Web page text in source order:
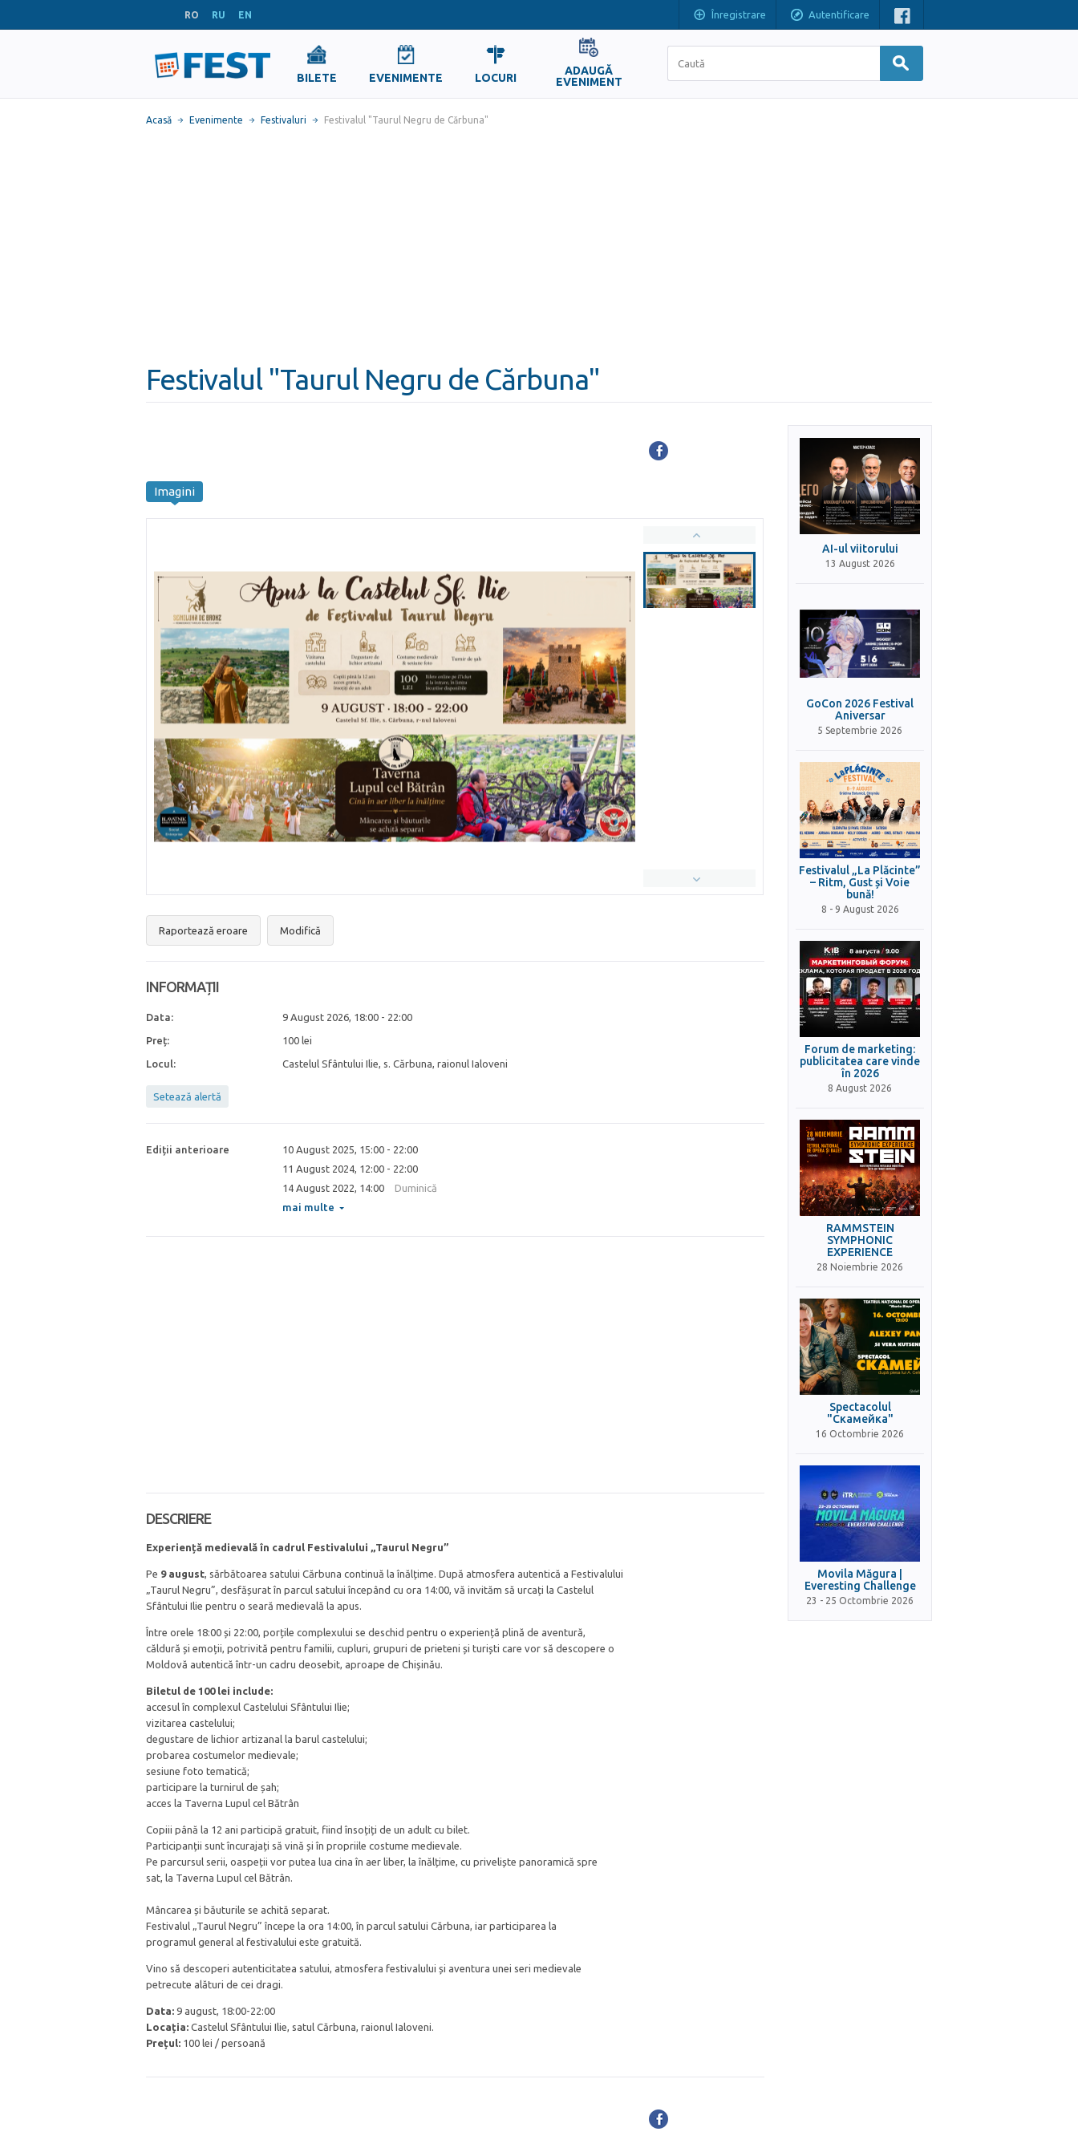
RO RU EN Înregistrare Autentificare
BILETE EVENIMENTE LOCURI
ADAUGĂ
EVENIMENT
Acasă Evenimente Festivaluri Festivalul "Taurul Negru de Cărbuna"
Festivalul "Taurul Negru de Cărbuna"
Imagini
Raportează eroare Modifică
INFORMAȚII
Data: 9 August 2026, 18:00 - 22:00
Preț: 100 lei
Locul: Castelul Sfântului Ilie, s. Cărbuna, raionul Ialoveni
Setează alertă
Ediții anterioare 10 August 2025, 15:00 - 22:00
11 August 2024, 12:00 - 22:00
14 August 2022, 14:00
Duminică
mai multe
DESCRIERE
Experiență medievală în cadrul Festivalului „Taurul Negru”
Pe 9 august, sărbătoarea satului Cărbuna continuă la înălțime. După atmosfera autentică a Festivalului
„Taurul Negru”, desfășurat în parcul satului începând cu ora 14:00, vă invităm să urcați la Castelul
Sfântului Ilie pentru o seară medievală la apus.
Între orele 18:00 și 22:00, porțile complexului se deschid pentru o experiență plină de aventură,
căldură și emoții, potrivită pentru familii, cupluri, grupuri de prieteni și turiști care vor să descopere o
Moldovă autentică într-un cadru deosebit, aproape de Chișinău.
Biletul de 100 lei include:
accesul în complexul Castelului Sfântului Ilie;
vizitarea castelului;
degustare de lichior artizanal la barul castelului;
probarea costumelor medievale;
sesiune foto tematică;
participare la turnirul de șah;
acces la Taverna Lupul cel Bătrân
Copiii până la 12 ani participă gratuit, fiind însoțiți de un adult cu bilet.
Participanții sunt încurajați să vină și în propriile costume medievale.
Pe parcursul serii, oaspeții vor putea lua cina în aer liber, la înălțime, cu priveliște panoramică spre
sat, la Taverna Lupul cel Bătrân.
Mâncarea și băuturile se achită separat.
Festivalul „Taurul Negru” începe la ora 14:00, în parcul satului Cărbuna, iar participarea la
programul general al festivalului este gratuită.
Vino să descoperi autenticitatea satului, atmosfera festivalului și aventura unei seri medievale
petrecute alături de cei dragi.
Data: 9 august, 18:00-22:00
Locația: Castelul Sfântului Ilie, satul Cărbuna, raionul Ialoveni.
Prețul: 100 lei / persoană
AI-ul viitorului
13 August 2026
GoCon 2026 Festival
Aniversar
5 Septembrie 2026
Festivalul „La Plăcinte”
– Ritm, Gust și Voie
bună!
8 - 9 August 2026
Forum de marketing:
publicitatea care vinde
în 2026
8 August 2026
RAMMSTEIN
SYMPHONIC
EXPERIENCE
28 Noiembrie 2026
Spectacolul
"Скамейка"
16 Octombrie 2026
Movila Măgura |
Everesting Challenge
23 - 25 Octombrie 2026